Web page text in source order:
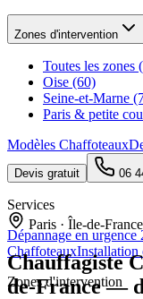
Zones d'intervention
Toutes les
Oise (60)
Seine-et-Marne
Paris & petite
Modèles Chaffoteaux
Devis gratuit 06
Services
Dépannage en urgence
ChaffoteauxInstallation
Zones d'intervention
Paris · Île-de-
Chauffagiste
de-France —